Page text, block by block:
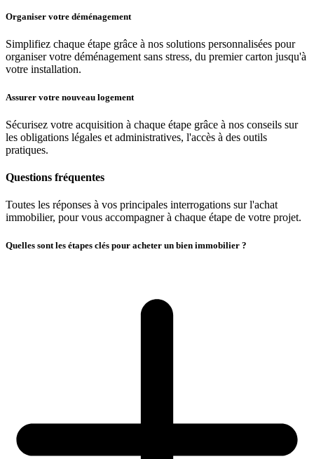
Organiser votre déménagement
Simplifiez chaque étape grâce à nos solutions personnalisées pour
organiser votre déménagement sans stress, du premier carton jusqu'à
votre installation.
Assurer votre nouveau logement
Sécurisez votre acquisition à chaque étape grâce à nos conseils sur
les obligations légales et administratives, l'accès à des outils
pratiques.
Questions fréquentes
Toutes les réponses à vos principales interrogations sur l'achat
immobilier, pour vous accompagner à chaque étape de votre projet.
Quelles sont les étapes clés pour acheter un bien immobilier ?